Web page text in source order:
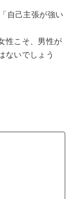
自己主張が強い
性こそ、男性が
ないでしょう